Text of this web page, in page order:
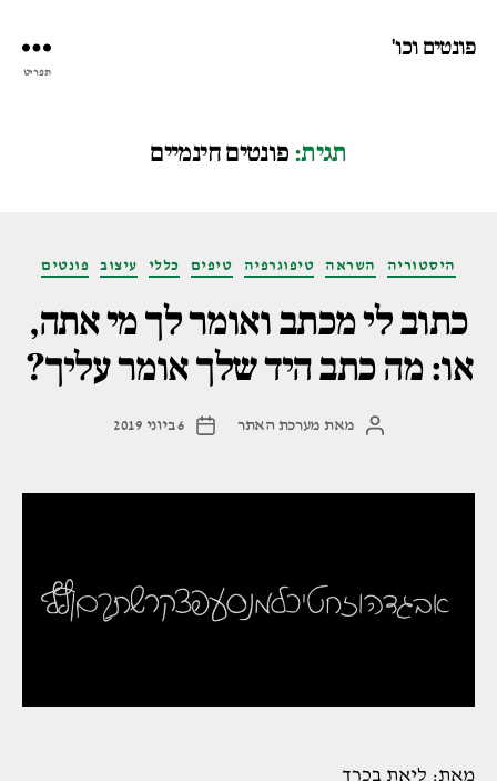
פונטים וכו'
תפריט
תגית:פונטים חינמיים
קטגוריות היסטוריה השראה טיפוגרפיה טיפים כללי עיצוב פונטים
כתוב לי מכתב ואומר לך מי אתה,
או: מה כתב היד שלך אומר עליך?
המחבר
מאת מערכת האתר
תאריך
6 ביוני 2019
מאת: ליאת בכרך